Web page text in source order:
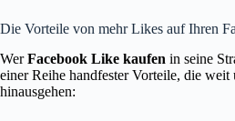
Die Vorteile von mehr Likes auf Ihren
WerFacebook Like kaufen in seine
einer Reihe handfester Vorteile, die weit
hinausgehen: